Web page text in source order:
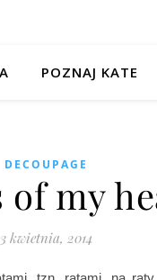
POZNAJ KATE
DECOUPAGE
of my
3 kwietnia, 2014